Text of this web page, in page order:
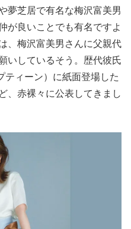
夢芝居で有名な梅沢富美男
が良いことでも有名ですよ
、梅沢富美男さんに父親代
いしているそう。歴代彼氏
ティーン）に紙面登場した
、赤裸々に公表してきまし